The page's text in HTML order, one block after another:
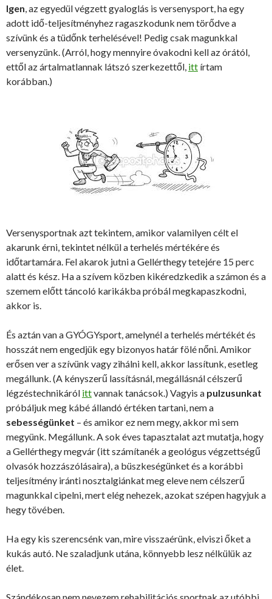
Igen, az egyedül végzett gyaloglás is versenysport, ha egy
adott idő-teljesítményhez ragaszkodunk nem törődve a
szívünk és a tüdőnk terhelésével! Pedig csak magunkkal
versenyzünk. (Arról, hogy mennyire óvakodni kell az órától,
ettől az ártalmatlannak látszó szerkezettől, itt írtam
korábban.)
Versenysportnak azt tekintem, amikor valamilyen célt el
akarunk érni, tekintet nélkül a terhelés mértékére és
időtartamára. Fel akarok jutni a Gellérthegy tetejére 15 perc
alatt és kész. Ha a szívem közben kikéredzkedik a számon és a
szemem előtt táncoló karikákba próbál megkapaszkodni,
akkor is.
És aztán van a GYÓGYsport, amelynél a terhelés mértékét és
hosszát nem engedjük egy bizonyos határ fölé nőni. Amikor
erősen ver a szívünk vagy zihálni kell, akkor lassítunk, esetleg
megállunk. (A kényszerű lassításnál, megállásnál célszerű
légzéstechnikáról ittvannak tanácsok.) Vagyis a pulzusunkat
próbáljuk meg kábé állandó értéken tartani, nem a
sebességünket – és amikor ez nem megy, akkor mi sem
megyünk. Megállunk. A sok éves tapasztalat azt mutatja, hogy
a Gellérthegy megvár (itt számítanék a geológus végzettségű
olvasók hozzászólásaira), a büszkeségünket és a korábbi
teljesítmény iránti nosztalgiánkat meg eleve nem célszerű
magunkkal cipelni, mert elég nehezek, azokat szépen hagyjuk a
hegy tövében.
Ha egy kis szerencsénk van, mire visszaérünk, elviszi őket a
kukás autó. Ne szaladjunk utána, könnyebb lesz nélkülük az
élet.